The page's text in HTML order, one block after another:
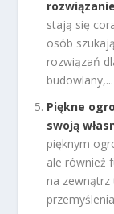
stają się
osób
rozwiązań
budowlany,...
Piękne
swoją
pięknym
ale również
na